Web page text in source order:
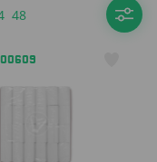
48